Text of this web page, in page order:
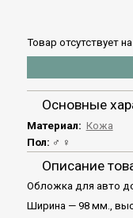
Товар отсутствует
Основные
Материал: Кожа
Пол: ♂ ♀
Описание
Обложка для авто
Ширина — 98 мм.,